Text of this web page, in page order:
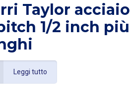
Taylor acciaio
1/2 inch più
Leggi tutto